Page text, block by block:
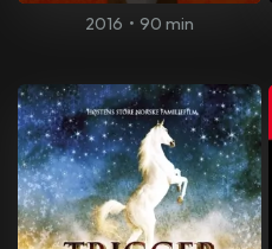
2016 • 90 min